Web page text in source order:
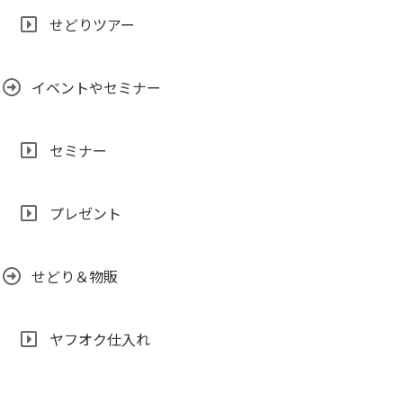
せどりツアー
イベントやセミナー
セミナー
プレゼント
せどり＆物販
ヤフオク仕入れ